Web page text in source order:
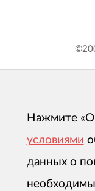
Нажмите
условиями
данных о